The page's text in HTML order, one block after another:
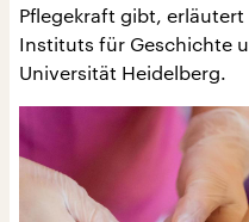
Pflegekraft gibt,
Instituts für Geschichte
Universität Heidelberg.